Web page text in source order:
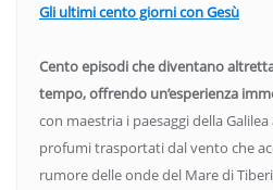
Gli ultimi cento giorni con Gesù
Cento episodi che diventano
tempo, offrendo un’esperienza
con maestria i paesaggi della
profumi trasportati dal vento che
rumore delle onde del Mare di